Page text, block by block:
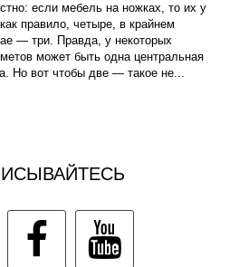
если мебель на ножках, то их у
правило, четыре, в крайнем
— три. Правда, у некоторых
может быть одна центральная
Но вот чтобы две — такое не...